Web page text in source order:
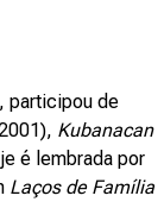
participou de
Kubanacan
é lembrada por
Laços de Família